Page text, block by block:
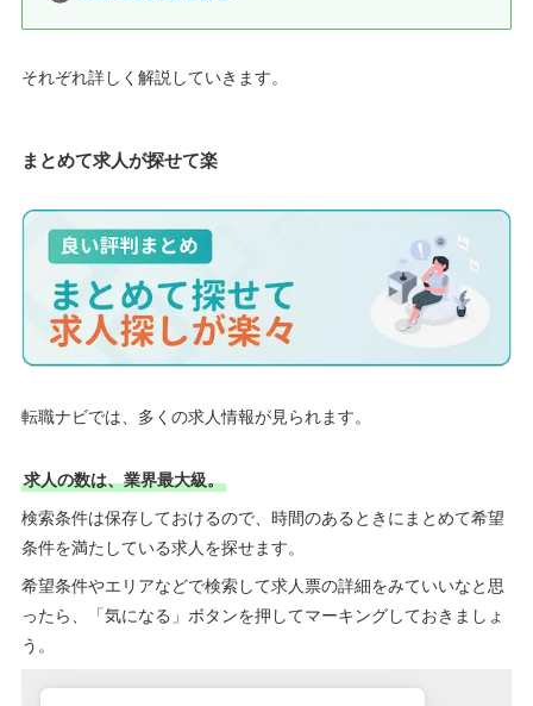
それぞれ詳しく解説していきます。
まとめて求人が探せて楽
転職ナビでは、多くの求人情報が見られます。
求人の数は、業界最大級。
検索条件は保存しておけるので、時間のあるときにまとめて希望
条件を満たしている求人を探せます。
希望条件やエリアなどで検索して求人票の詳細をみていいなと思
ったら、「気になる」ボタンを押してマーキングしておきましょ
う。